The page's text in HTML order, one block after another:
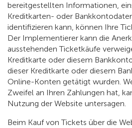
bereitgestellten Informationen,
Kreditkarten- oder
identifizieren kann, können Ihre
Der Implementierer kann die
ausstehenden Ticketkäufe
Kreditkarte oder diesem
dieser Kreditkarte oder diesem
Online-Konten getätigt wurden.
Zweifel an Ihren Zahlungen hat,
Nutzung der Website untersagen.
Beim Kauf von Tickets über die